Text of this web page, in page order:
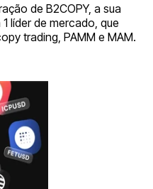
de B2COPY, a sua
líder de mercado, que
trading, PAMM e MAM.